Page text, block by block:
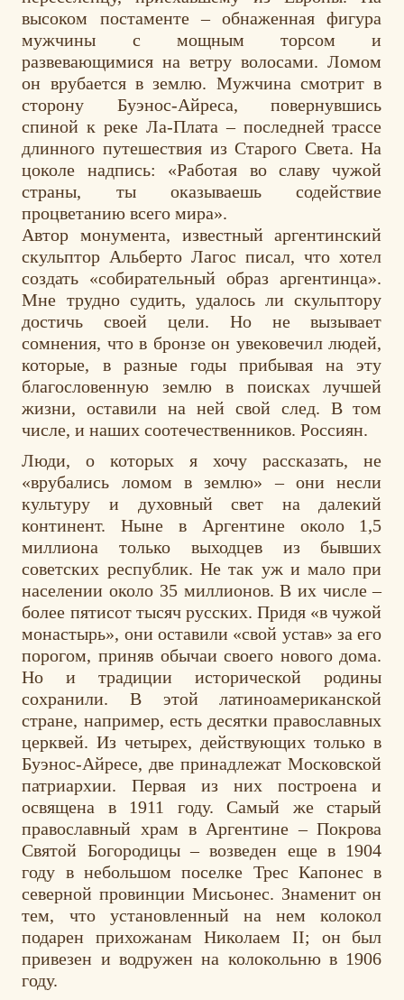
высоком постаменте – обнаженная фигура
мужчины с мощным торсом и
развевающимися на ветру волосами. Ломом
он врубается в землю. Мужчина смотрит в
сторону Буэнос-Айреса, повернувшись
спиной к реке Ла-Плата – последней трассе
длинного путешествия из Старого Света. На
цоколе надпись: «Работая во славу чужой
страны, ты оказываешь содействие
процветанию всего мира».
Автор монумента, известный аргентинский
скульптор Альберто Лагос писал, что хотел
создать «собирательный образ аргентинца».
Мне трудно судить, удалось ли скульптору
достичь своей цели. Но не вызывает
сомнения, что в бронзе он увековечил людей,
которые, в разные годы прибывая на эту
благословенную землю в поисках лучшей
жизни, оставили на ней свой след. В том
числе, и наших соотечественников. Россиян.
Люди, о которых я хочу рассказать, не
«врубались ломом в землю» – они несли
культуру и духовный свет на далекий
континент. Ныне в Аргентине около 1,5
миллиона только выходцев из бывших
советских республик. Не так уж и мало при
населении около 35 миллионов. В их числе –
более пятисот тысяч русских. Придя «в чужой
монастырь», они оставили «свой устав» за его
порогом, приняв обычаи своего нового дома.
Но и традиции исторической родины
сохранили. В этой латиноамериканской
стране, например, есть десятки православных
церквей. Из четырех, действующих только в
Буэнос-Айресе, две принадлежат Московской
патриархии. Первая из них построена и
освящена в 1911 году. Самый же старый
православный храм в Аргентине – Покрова
Святой Богородицы – возведен еще в 1904
году в небольшом поселке Трес Капонес в
северной провинции Мисьонес. Знаменит он
тем, что установленный на нем колокол
подарен прихожанам Николаем II; он был
привезен и водружен на колокольню в 1906
году.